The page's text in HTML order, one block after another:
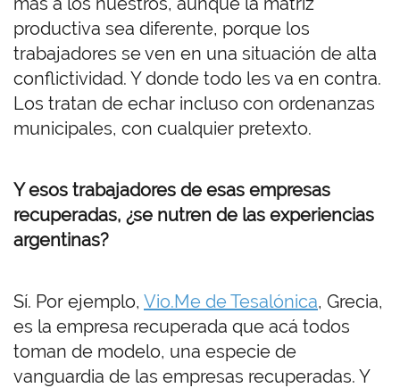
productiva sea diferente, porque los
trabajadores se ven en una situación de alta
conflictividad. Y donde todo les va en contra.
Los tratan de echar incluso con ordenanzas
municipales, con cualquier pretexto.
Y esos trabajadores de esas empresas
recuperadas, ¿se nutren de las experiencias
argentinas?
Sí. Por ejemplo, Vio.Me de Tesalónica, Grecia,
es la empresa recuperada que acá todos
toman de modelo, una especie de
vanguardia de las empresas recuperadas. Y